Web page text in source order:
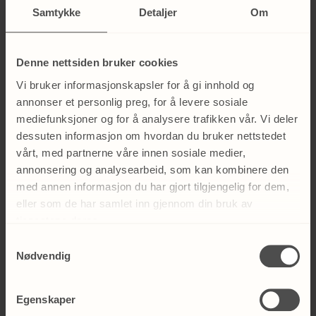
Samtykke Detaljer Om
Denne nettsiden bruker cookies
Vi bruker informasjonskapsler for å gi innhold og
annonser et personlig preg, for å levere sosiale
mediefunksjoner og for å analysere trafikken vår. Vi deler
dessuten informasjon om hvordan du bruker nettstedet
vårt, med partnerne våre innen sosiale medier,
annonsering og analysearbeid, som kan kombinere den
med annen informasjon du har gjort tilgjengelig for dem,
eller som de har samlet inn gjennom din bruk av
Nødvendig
Egenskaper
Kollagen og elastin: Den dynamiske duoen
huden vår ungdommelig. Les mer om hvilke
funksjoner de har i huden din.